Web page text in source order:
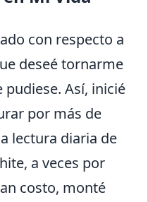
con respecto a
deseé tornarme
Así, inicié
por más de
lectura diaria de
a veces por
costo, monté